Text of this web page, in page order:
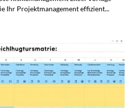
Ihr Projektmanagement effizient...